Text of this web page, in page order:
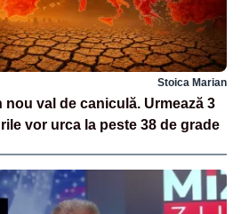
Stoica Marian
nou val de caniculă. Urmează 3
vor urca la peste 38 de grade